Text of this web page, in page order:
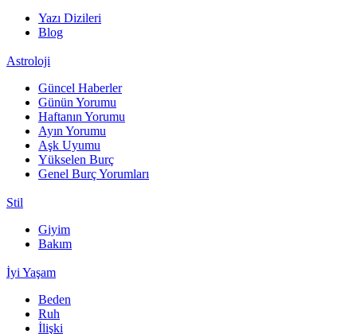
Yazı Dizileri
Blog
Astroloji
Güncel Haberler
Günün Yorumu
Haftanın Yorumu
Ayın Yorumu
Aşk Uyumu
Yükselen Burç
Genel Burç Yorumları
Stil
Giyim
Bakım
İyi Yaşam
Beden
Ruh
İlişki